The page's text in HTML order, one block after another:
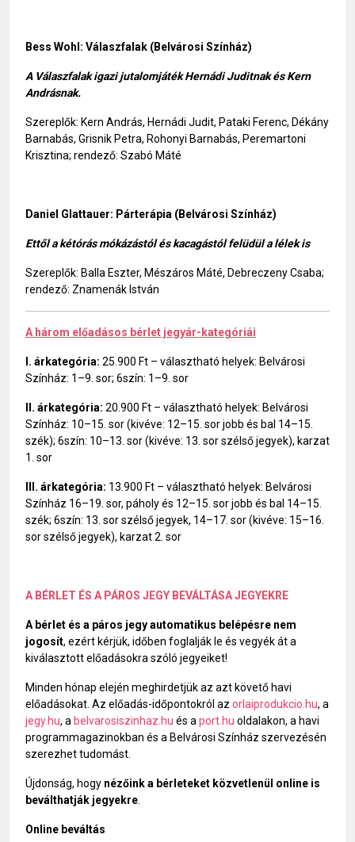
Bess Wohl: Válaszfalak (Belvárosi Színház)
A Válaszfalak igazi jutalomjáték Hernádi Juditnak és Kern
Andrásnak.
Szereplők: Kern András, Hernádi Judit, Pataki Ferenc, Dékány
Barnabás, Grisnik Petra, Rohonyi Barnabás, Peremartoni
Krisztina; rendező: Szabó Máté
Daniel Glattauer: Párterápia (Belvárosi Színház)
Ettől a kétórás mókázástól és kacagástól felüdül a lélek is
Szereplők: Balla Eszter, Mészáros Máté, Debreczeny Csaba;
rendező: Znamenák István
A három előadásos bérlet jegyár-kategóriái
I. árkategória: 25.900 Ft – választható helyek: Belvárosi
Színház: 1–9. sor; 6szín: 1–9. sor
II. árkategória: 20.900 Ft – választható helyek: Belvárosi
Színház: 10–15. sor (kivéve: 12–15. sor jobb és bal 14–15.
szék); 6szín: 10–13. sor (kivéve: 13. sor szélső jegyek), karzat
1. sor
III. árkategória: 13.900 Ft – választható helyek: Belvárosi
Színház 16–19. sor, páholy és 12–15. sor jobb és bal 14–15.
szék; 6szín: 13. sor szélső jegyek, 14–17. sor (kivéve: 15–16.
sor szélső jegyek), karzat 2. sor
A BÉRLET ÉS A PÁROS JEGY BEVÁLTÁSA JEGYEKRE
A bérlet és a páros jegy automatikus belépésre nem
jogosít, ezért kérjük, időben foglalják le és vegyék át a
kiválasztott előadásokra szóló jegyeiket!
Minden hónap elején meghirdetjük az azt követő havi
előadásokat. Az előadás-időpontokról az orlaiprodukcio.hu, a
jegy.hu, a belvarosiszinhaz.hu és a port.hu oldalakon, a havi
programmagazinokban és a Belvárosi Színház szervezésén
szerezhet tudomást.
Újdonság, hogy nézőink a bérleteket közvetlenül online is
beválthatják jegyekre
Online beváltás